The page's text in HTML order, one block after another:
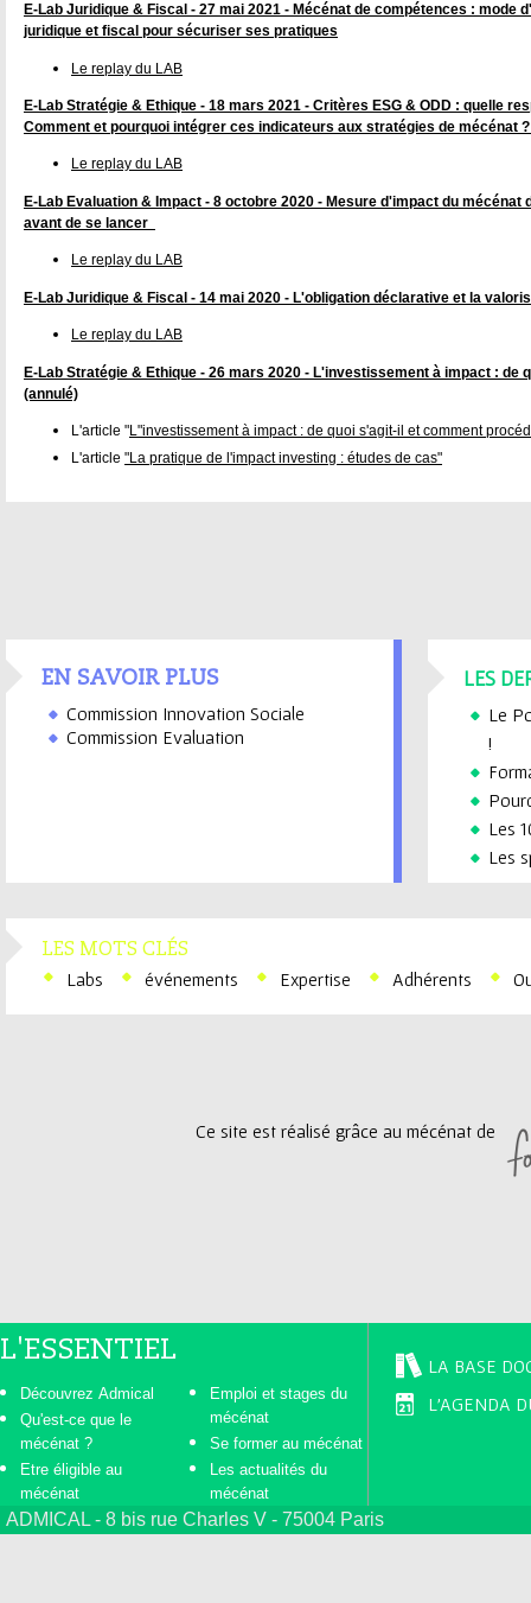
E-Lab Juridique & Fiscal - 27 mai 2021 - Mécénat de compétences : mode
juridique et fiscal pour sécuriser ses pratiques
Le replay du LAB
E-Lab Stratégie & Ethique - 18 mars 2021 - Critères ESG & ODD : quelle
Comment et pourquoi intégrer ces indicateurs aux stratégies de mécénat ?
Le replay du LAB
E-Lab Evaluation & Impact - 8 octobre 2020 - Mesure d'impact du
avant de se lancer
Le replay du LAB
E-Lab Juridique & Fiscal - 14 mai 2020 - L'obligation déclarative et la
Le replay du LAB
E-Lab Stratégie & Ethique - 26 mars 2020 - L'investissement à impact : de
(annulé)
L'article "L"investissement à impact : de quoi s'agit-il et comment
L'article "La pratique de l'impact investing : études de cas"
EN SAVOIR PLUS
Commission Innovation Sociale
Commission Evaluation
LES
Le
!
Les
Les
LES MOTS CLÉS
Labs événements Expertise Adhérents
Ce site est réalisé grâce au mécénat de
L'ESSENTIEL
Découvrez Admical
Qu'est-ce que le
mécénat ?
Etre éligible au
mécénat
Emploi et stages du
mécénat
Se former au mécénat
Les actualités du
mécénat
LA BASE
L'AGENDA
ADMICAL - 8 bis rue Charles V - 75004 Paris